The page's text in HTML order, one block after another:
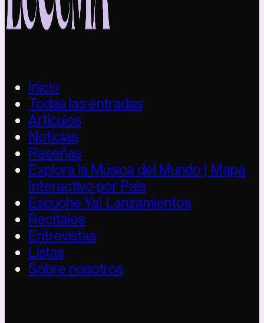
Inicio
Todas las entradas
Artículos
Noticias
Reseñas
Explora la Música del Mundo | Mapa
Interactivo por País
Escuche Ya! Lanzamientos
Recitales
Entrevistas
Listas
Sobre nosotros